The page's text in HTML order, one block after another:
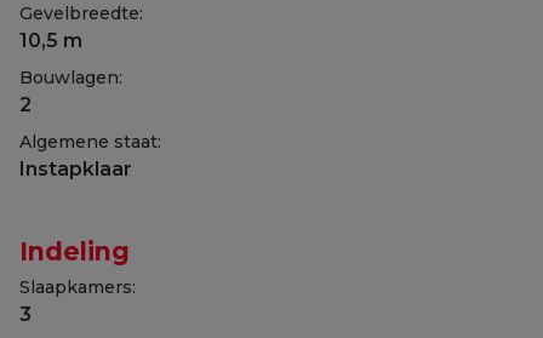
Gevelbreedte:
10,5 m
Bouwlagen:
2
Algemene staat:
Instapklaar
Indeling
Slaapkamers:
3